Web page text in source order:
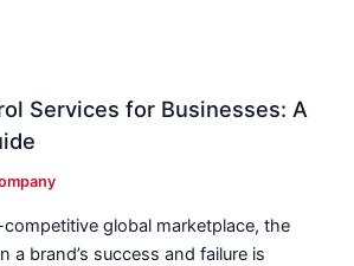
Services for Businesses: A
competitive global marketplace, the
a brand’s success and failure is